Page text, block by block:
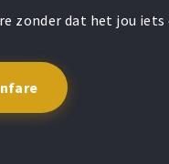
zonder dat het jou